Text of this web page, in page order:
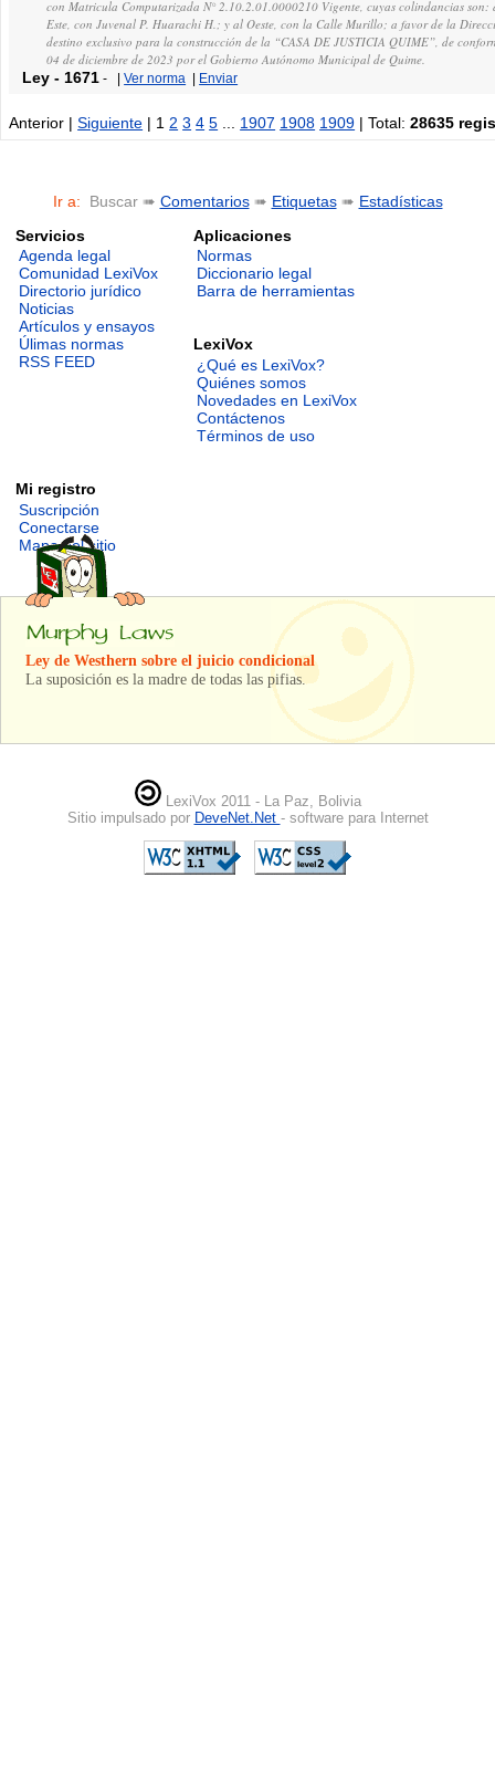
con Matricula Computarizada N° 2.10.2.01.0000210 Vigente, cuyas colindancias
Este, con Juvenal P. Huarachi H.; y al Oeste, con la Calle Murillo; a favor de la
destino exclusivo para la construcción de la “CASA DE JUSTICIA QUIME”, de
04 de diciembre de 2023 por el Gobierno Autónomo Municipal de Quime.
Ley - 1671 - |Ver norma | Enviar
Anterior |Siguiente | 1 2 3 4 5 1907 1908 1909 | Total:28635
Ir a: Buscar ➠ Comentarios➠ Etiquetas➠ Estadísticas
Servicios
Agenda legal
Comunidad LexiVox
Directorio jurídico
Noticias
Artículos y ensayos
Úlimas normas
RSS FEED
Aplicaciones
Normas
Diccionario legal
Barra de herramientas
LexiVox
¿Qué es LexiVox?
Quiénes somos
Novedades en LexiVox
Contáctenos
Términos de uso
Mi registro
Suscripción
Conectarse
Mapa del sitio
Ley de Westhern sobre el juicio condicional
La suposición es la madre de todas las pifias.
LexiVox 2011 - La Paz, Bolivia
Sitio impulsado por DeveNet.Net - software para Internet